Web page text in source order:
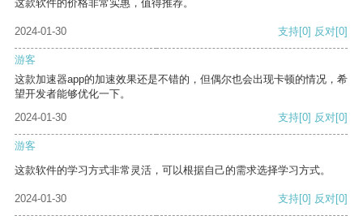
这款软件的价格非常实惠，值得推荐。
2024-01-30 支持[0] 反对[0]
游客
这款加速器app的加速效果还是不错的，但偶尔也会出现卡顿的情况，希
望开发者能够优化一下。
2024-01-30
支持[0] 反对[0]
游客
这款软件的学习方式非常灵活，可以根据自己的需求选择学习方式。
2024-01-30 支持[0] 反对[0]